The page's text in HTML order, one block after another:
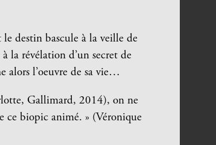
destin bascule à la veille de
la révélation d’un secret de
alors l’oeuvre de sa vie…
Gallimard, 2014), on ne
ce biopic animé. » (Véronique